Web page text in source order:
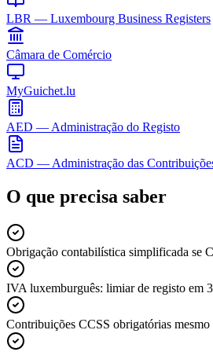
LBR — Luxembourg Business Registers
Câmara de Comércio
MyGuichet.lu
AED — Administração do Registo
ACD — Administração das
O que precisa saber
Obrigação contabilística simplificada se
IVA luxemburguês: limiar de registo em
Contribuições CCSS obrigatórias